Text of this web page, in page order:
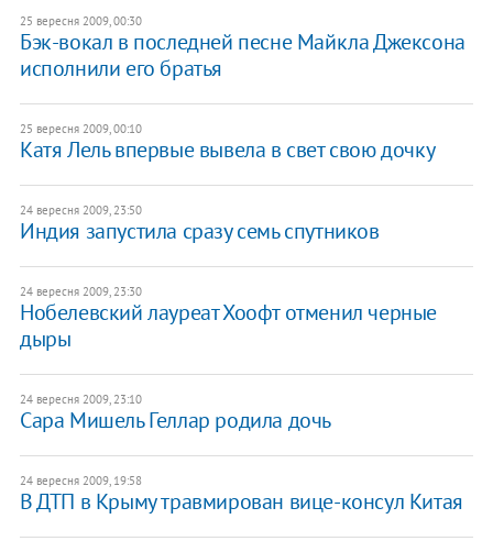
25 вересня 2009, 00:30
Бэк-вокал в последней песне Майкла Джексона
исполнили его братья
25 вересня 2009, 00:10
Катя Лель впервые вывела в свет свою дочку
24 вересня 2009, 23:50
Индия запустила сразу семь спутников
24 вересня 2009, 23:30
Нобелевский лауреат Хоофт отменил черные
дыры
24 вересня 2009, 23:10
Сара Мишель Геллар родила дочь
24 вересня 2009, 19:58
В ДТП в Крыму травмирован вице-консул Китая